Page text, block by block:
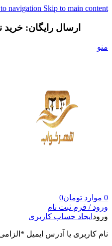
navigation Skip to main content
ارسال رایگان: خرید نقدی
منو
0 موارد تومان0
ورود / فرم ثبت نام
ورود ایجاد حساب کاربری
نام کاربری یا آدرس ایمیل *